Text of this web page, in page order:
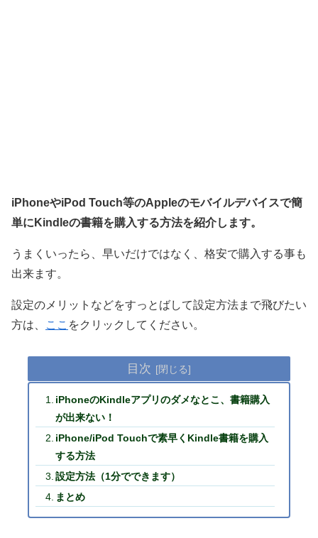
iPhoneやiPod Touch等のAppleのモバイルデバイスで簡
単にKindleの書籍を購入する方法を紹介します。
うまくいったら、早いだけではなく、格安で購入する事も
出来ます。
設定のメリットなどをすっとばして設定方法まで飛びたい
方は、
ここ をクリックしてください。
目次
iPhoneのKindleアプリのダメなとこ、書籍購入
が出来ない！
iPhone/iPod Touchで素早くKindle書籍を購入
する方法
設定方法（1分でできます）
まとめ